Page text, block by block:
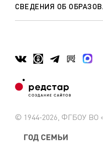
СВЕДЕНИЯ ОБ
© 1944-2026, ФГБОУ ВО